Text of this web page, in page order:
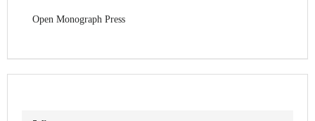
Open Monograph Press